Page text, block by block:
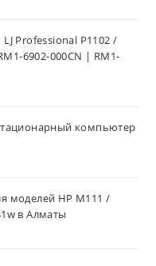
Professional P1102 /
6902-000CN | RM1-
компьютер
моделей HP M111 /
в Алматы